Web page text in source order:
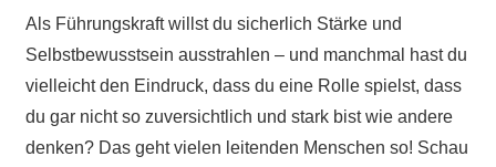
Als Führungskraft willst du sicherlich Stärke und
Selbstbewusstsein ausstrahlen – und manchmal hast du
vielleicht den Eindruck, dass du eine Rolle spielst, dass
du gar nicht so zuversichtlich und stark bist wie andere
denken? Das geht vielen leitenden Menschen so! Schau